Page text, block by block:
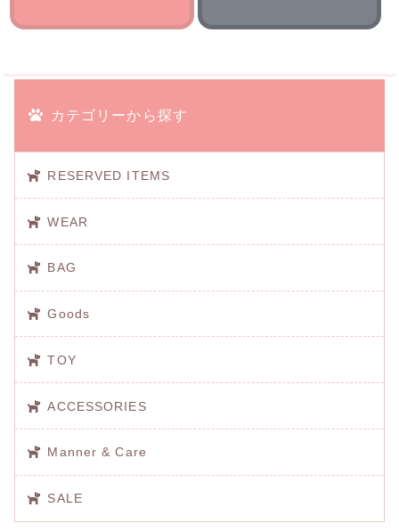
カテゴリーから探す
RESERVED ITEMS
WEAR
BAG
Goods
TOY
ACCESSORIES
Manner & Care
SALE